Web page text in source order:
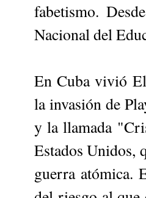
fabetismo.
Nacional del
En Cuba vivió
la invasión de
y la llamada
Estados Unidos,
guerra atómica.